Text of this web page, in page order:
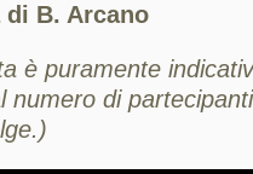
B. Arcano
è puramente
numero di